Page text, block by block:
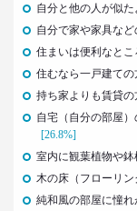
2019.01.16
それでも｢
生活総研 上席
三矢正浩
2018.11.20
一人立ち
生活総研 上席
自分と他の人が似
自分で家や家具な
住まいは便利なと
住むなら一戸建ての
持ち家よりも賃貸の
自宅（自分の部屋
[26.8%]
室内に観葉植物や鉢
木の床（フローリン
純和風の部屋に憧れ